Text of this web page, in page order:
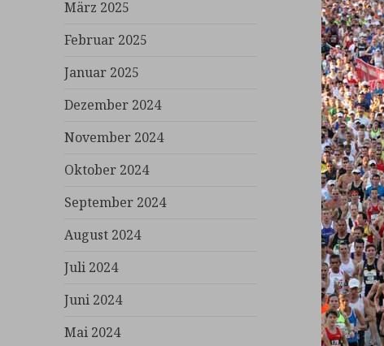
März 2025
Februar 2025
Januar 2025
Dezember 2024
November 2024
Oktober 2024
September 2024
August 2024
Juli 2024
Juni 2024
Mai 2024